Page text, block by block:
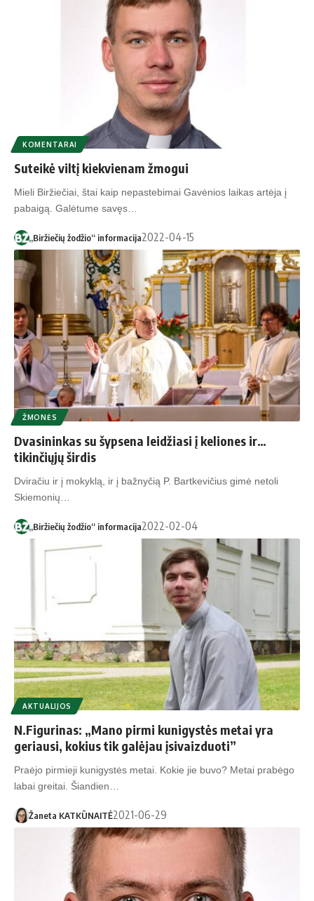
KOMENTARAI
Suteikė viltį kiekvienam žmogui
Mieli Biržiečiai, štai kaip nepastebimai Gavėnios laikas artėja į
pabaigą. Galėtume savęs…
„Biržiečių žodžio“ informacija2022-04-15
ŽMONĖS
Dvasininkas su šypsena leidžiasi į keliones ir…
tikinčiųjų širdis
Dviračiu ir į mokyklą, ir į bažnyčią P. Bartkevičius gimė netoli
Skiemonių…
„Biržiečių žodžio“ informacija2022-02-04
AKTUALIJOS
N.Figurinas: „Mano pirmi kunigystės metai yra
geriausi, kokius tik galėjau įsivaizduoti”
Praėjo pirmieji kunigystės metai. Kokie jie buvo? Metai prabėgo
labai greitai. Šiandien…
Žaneta KATKŪNAITĖ2021-06-29